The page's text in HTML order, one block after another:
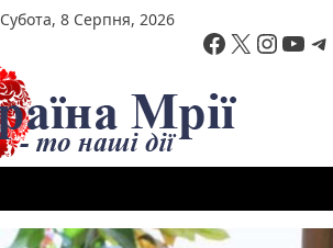
Субота, 8 Серпня, 2026
Facebook
X